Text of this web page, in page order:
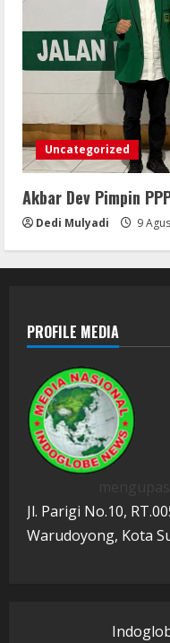
Uncategorized
Akbar Dev Pimpin
Dedi Mulyadi 9
PROFILE MEDIA
Jl. Parigi No.10,
Warudoyong, Kota